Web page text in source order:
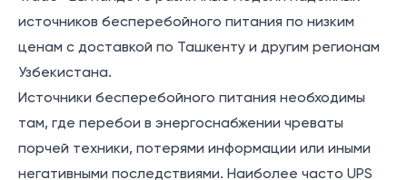
источников бесперебойного питания по низким
ценам с доставкой по Ташкенту и другим регионам
Узбекистана.
Источники бесперебойного питания необходимы
там, где перебои в энергоснабжении чреваты
порчей техники, потерями информации или иными
негативными последствиями. Наиболее часто UPS